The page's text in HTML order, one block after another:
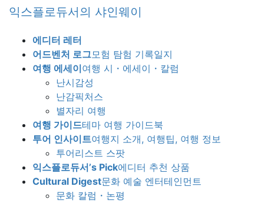
Skip
Skip
Navigation
익스플로듀서의 샤인웨이
에디터 레터
어드벤처 로그모험 탐험 기록일지
여행 에세이여행 시・에세이・칼럼
난시감성
난감픽처스
별자리 여행
여행 가이드테마 여행 가이드북
투어 인사이트여행지 소개, 여행팁, 여행 정보
투어리스트 스팟
익스플로듀서’s Pick에디터 추천 상품
Cultural Digest문화 예술 엔터테인먼트
문화 칼럼・논평